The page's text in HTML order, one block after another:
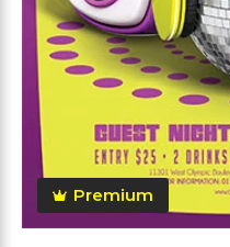
Premium